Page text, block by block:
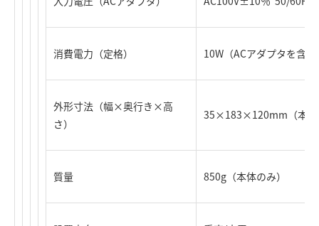
消費電力（定格） 10W（ACアダプタを含む
外形寸法（幅×奥行き×高
さ）
35×183×120mm（本体
質量 850g（本体のみ）